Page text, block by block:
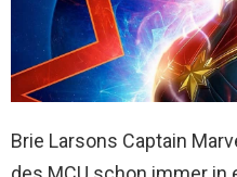
Brie Larsons Captain